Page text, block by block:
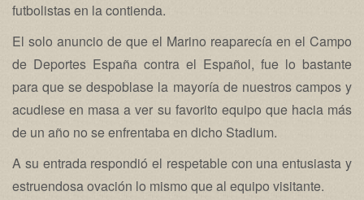
futbolistas en la contienda.
El solo anuncio de que el Marino reaparecía en el Campo
de Deportes España contra el Español, fue lo bastante
para que se despoblase la mayoría de nuestros campos y
acudiese en masa a ver su favorito equipo que hacia más
de un año no se enfrentaba en dicho Stadium.
A su entrada respondió el respetable con una entusiasta y
estruendosa ovación lo mismo que al equipo visitante.